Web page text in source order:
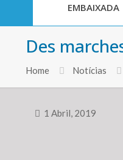
EMBAIXADA
Des
Home Notícias
1 Abril, 2019